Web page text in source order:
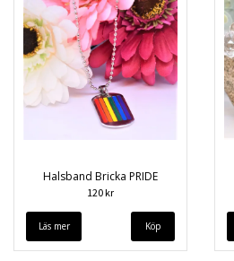
Halsband Bricka PRIDE
120 kr
Läs mer